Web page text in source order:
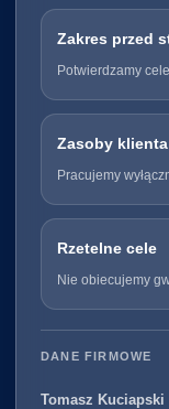
Zakres przed
Potwierdzamy
Zasoby klienta
Pracujemy
Rzetelne cele
Nie obiecujemy
DANE FIRMOWE
Tomasz Kuciapski